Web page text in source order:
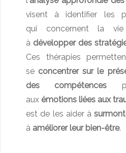
visent à identifier les
qui concernent la
à développer des
Ces thérapies
se concentrer sur le
des compétences
aux émotions liées aux
est de les aider à
à améliorer leur bien-être.